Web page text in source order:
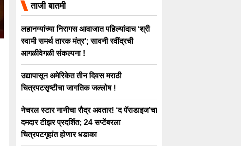
ताजी बातमी
लहानग्यांच्या निरागस आवाजात पहिल्यांदाच ‘श्री
स्वामी समर्थ तारक मंत्र’; सावनी रवींद्रची
आगळीवेगळी संकल्पना !
उद्यापासून अमेरिकेत तीन दिवस मराठी
चित्रपटसृष्टीचा जागतिक जल्लोष !
नेचरल स्टार नानीचा रौद्र अवतार! ‘द पॅराडाइज’चा
दमदार टीझर प्रदर्शित; 24 सप्टेंबरला
चित्रपटगृहांत होणार धडाका